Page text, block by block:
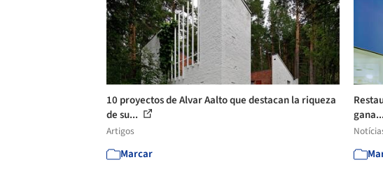
10 proyectos de Alvar Aalto que destacan la riqueza
de su...
Artigos
Marcar
gana...